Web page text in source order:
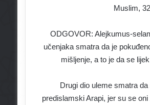
Muslim,
ODGOVOR: Alejkumus-
učenjaka smatra da je
mišljenje, a to je da se
Drugi dio uleme smatra
predislamski Arapi, jer su se